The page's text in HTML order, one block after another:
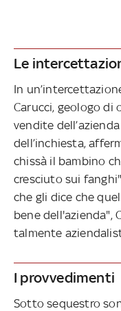
Le
In
Carucci, geologo di
vendite
dell’inchiesta,
chissà il bambino
cresciuto sui
che gli dice che
bene dell'azienda",
talmente
I provvedimenti
Sotto sequestro